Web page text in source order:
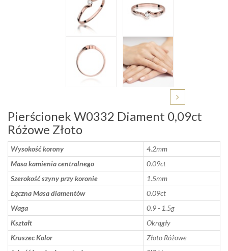
Pierścionek W0332 Diament 0,09ct
Różowe Złoto
Wysokość korony
4.2mm
Masa kamienia centralnego
0.09ct
Szerokość szyny przy koronie
1.5mm
Łączna Masa diamentów
0.09ct
Waga
0.9 - 1.5g
Kształt
Okrągły
Kruszec Kolor
Złoto Różowe